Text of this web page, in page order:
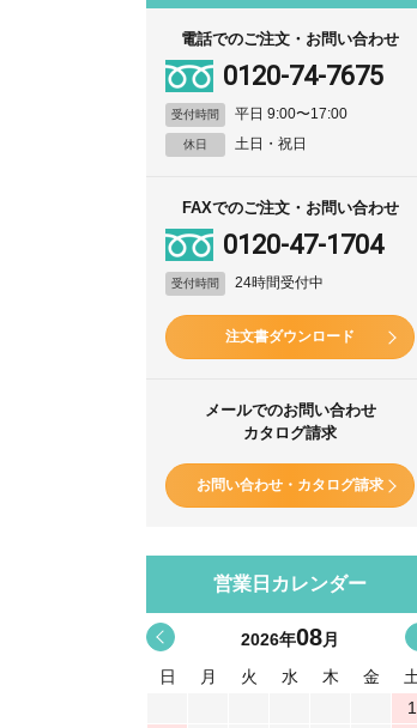
電話でのご注文・お問い合わせ
0120-74-7675
受付時間 平日 9:00〜17:00
休日 土日・祝日
FAXでのご注文・お問い合わせ
0120-47-1704
受付時間 24時間受付中
注文書ダウンロード
メールでのお問い合わせ
カタログ請求
お問い合わせ・カタログ請求
営業日カレンダー
< 2026年08月
日
月 火 水 木 金
1